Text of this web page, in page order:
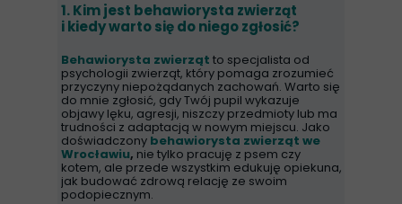
1. Kim jest behawiorysta zwierząt
i kiedy warto się do niego zgłosić?
Behawiorysta zwierząt to specjalista od
psychologii zwierząt, który pomaga zrozumieć
przyczyny niepożądanych zachowań. Warto się
do mnie zgłosić, gdy Twój pupil wykazuje
objawy lęku, agresji, niszczy przedmioty lub ma
trudności z adaptacją w nowym miejscu. Jako
doświadczony behawiorysta zwierząt we
Wrocławiu, nie tylko pracuję z psem czy
kotem, ale przede wszystkim edukuję opiekuna,
jak budować zdrową relację ze swoim
podopiecznym.